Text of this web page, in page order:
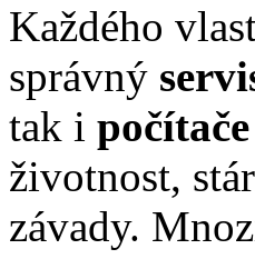
Každého
správný
tak i počítače
životnost,
závady.